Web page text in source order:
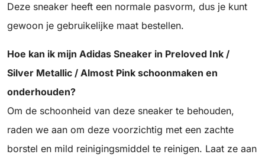
Deze sneaker heeft een normale pasvorm, dus je kunt
gewoon je gebruikelijke maat bestellen.
Hoe kan ik mijn Adidas Sneaker in Preloved Ink /
Silver Metallic / Almost Pink schoonmaken en
onderhouden?
Om de schoonheid van deze sneaker te behouden,
raden we aan om deze voorzichtig met een zachte
borstel en mild reinigingsmiddel te reinigen. Laat ze aan